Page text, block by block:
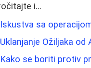
i...
Iskustva sa
Uklanjanje Ožiljaka
Kako se boriti protiv